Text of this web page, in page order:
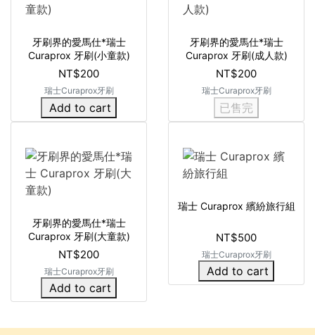
牙刷界的愛馬仕*瑞士
Curaprox 牙刷(小童款)
NT$200
瑞士Curaprox牙刷
Add to cart
牙刷界的愛馬仕*瑞士
Curaprox 牙刷(成人款)
NT$200
瑞士Curaprox牙刷
已售完
牙刷界的愛馬仕*瑞士
Curaprox 牙刷(大童款)
NT$200
瑞士Curaprox牙刷
Add to cart
瑞士 Curaprox 繽紛旅行組
NT$500
瑞士Curaprox牙刷
Add to cart